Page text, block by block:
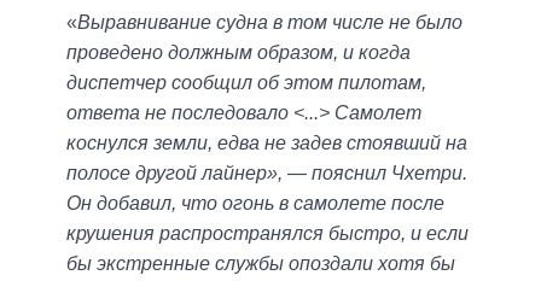
«Выравнивание судна в том числе не было
проведено должным образом, и когда
диспетчер сообщил об этом пилотам,
ответа не последовало <...>​ Самолет
коснулся земли, едва не задев стоявший на
полосе другой лайнер», — пояснил Чхетри.
Он добавил, что огонь в самолете после
крушения распространялся быстро, и если
бы экстренные службы опоздали хотя бы